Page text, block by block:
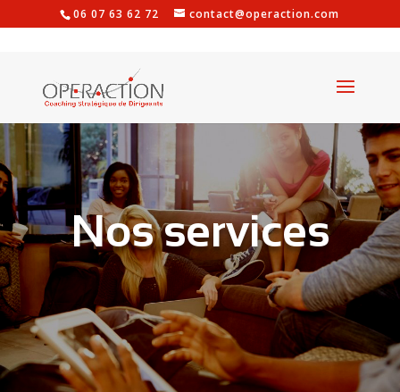
06 07 63 62 72 contact@operaction.com
Nos services